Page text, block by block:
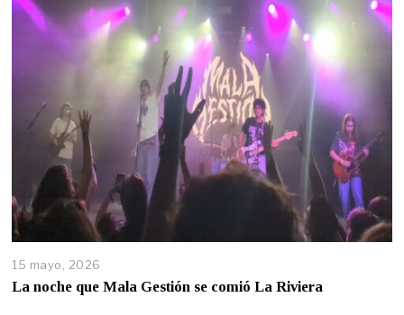
15 mayo, 2026
La noche que Mala Gestión se comió La Riviera